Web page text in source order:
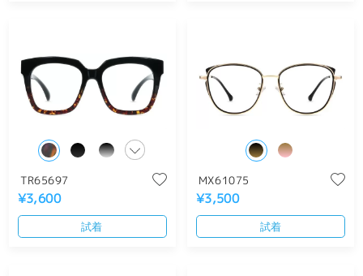
TR65697
¥3,600
試着
MX61075
¥3,500
試着